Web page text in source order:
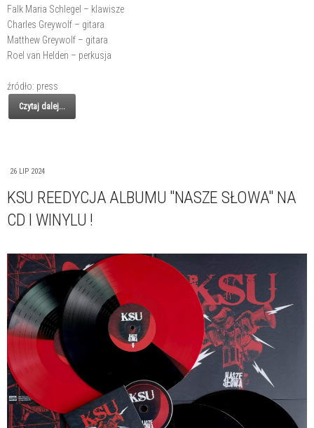
Falk Maria Schlegel – klawisze
Charles Greywolf – gitara
Matthew Greywolf – gitara
Roel van Helden – perkusja
źródło: press
Czytaj dalej...
26 LIP 2024
KSU REEDYCJA ALBUMU "NASZE SŁOWA" NA
CD I WINYLU !